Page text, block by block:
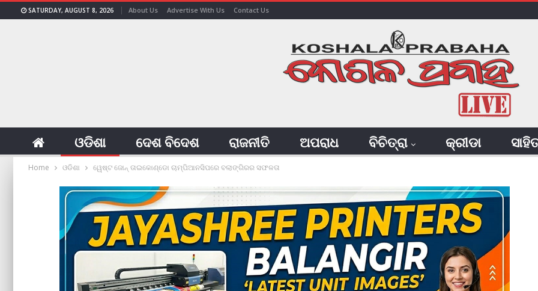
SATURDAY, AUGUST 8, 2026 About Us Advertise With Us Contact Us
ଓଡିଶା ଦେଶ ବିଦେଶ ରାଜନୀତି ଅପରାଧ ବିଚିତ୍ରା କ୍ରୀଡା
Home ଓଡିଶା ୱେଷ୍ଟ ଜୋନ୍‌ ତାଇକୋଣ୍ଡୋ ଚାମ୍ପିଆନସିପରେ ବଲାଙ୍ଗିରର ସଫଳତା